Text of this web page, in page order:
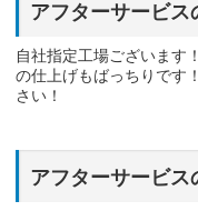
アフターサービス
自社指定工場ございます
の仕上げもばっちりです
さい！
アフターサービス